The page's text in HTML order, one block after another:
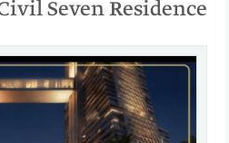
Seven Residence